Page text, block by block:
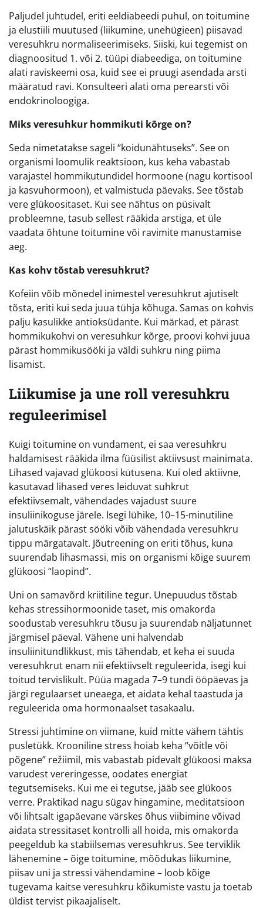
Paljudel juhtudel, eriti eeldiabeedi puhul, on toitumine
ja elustiili muutused (liikumine, unehügieen) piisavad
veresuhkru normaliseerimiseks. Siiski, kui tegemist on
diagnoositud 1. või 2. tüüpi diabeediga, on toitumine
alati raviskeemi osa, kuid see ei pruugi asendada arsti
määratud ravi. Konsulteeri alati oma perearsti või
endokrinoloogiga.
Miks veresuhkur hommikuti kõrge on?
Seda nimetatakse sageli “koidunähtuseks”. See on
organismi loomulik reaktsioon, kus keha vabastab
varajastel hommikutundidel hormoone (nagu kortisool
ja kasvuhormoon), et valmistuda päevaks. See tõstab
vere glükoositaset. Kui see nähtus on püsivalt
probleemne, tasub sellest rääkida arstiga, et üle
vaadata õhtune toitumine või ravimite manustamise
aeg.
Kas kohv tõstab veresuhkrut?
Kofeiin võib mõnedel inimestel veresuhkrut ajutiselt
tõsta, eriti kui seda juua tühja kõhuga. Samas on kohvis
palju kasulikke antioksüdante. Kui märkad, et pärast
hommikukohvi on veresuhkur kõrge, proovi kohvi juua
pärast hommikusööki ja väldi suhkru ning piima
lisamist.
Liikumise ja une roll veresuhkru
reguleerimisel
Kuigi toitumine on vundament, ei saa veresuhkru
haldamisest rääkida ilma füüsilist aktiivsust mainimata.
Lihased vajavad glükoosi kütusena. Kui oled aktiivne,
kasutavad lihased veres leiduvat suhkrut
efektiivsemalt, vähendades vajadust suure
insuliinikoguse järele. Isegi lühike, 10–15-minutiline
jalutuskäik pärast sööki võib vähendada veresuhkru
tippu märgatavalt. Jõutreening on eriti tõhus, kuna
suurendab lihasmassi, mis on organismi kõige suurem
glükoosi “laopind”.
Uni on samavõrd kriitiline tegur. Unepuudus tõstab
kehas stressihormoonide taset, mis omakorda
soodustab veresuhkru tõusu ja suurendab näljatunnet
järgmisel päeval. Vähene uni halvendab
insuliinitundlikkust, mis tähendab, et keha ei suuda
veresuhkrut enam nii efektiivselt reguleerida, isegi kui
toitud tervislikult. Püüa magada 7–9 tundi ööpäevas ja
järgi regulaarset uneaega, et aidata kehal taastuda ja
reguleerida oma hormonaalset tasakaalu.
Stressi juhtimine on viimane, kuid mitte vähem tähtis
pusletükk. Krooniline stress hoiab keha “võitle või
põgene” režiimil, mis vabastab pidevalt glükoosi maksa
varudest vereringesse, oodates energiat
tegutsemiseks. Kui me ei tegutse, jääb see glükoos
verre. Praktikad nagu sügav hingamine, meditatsioon
või lihtsalt igapäevane värskes õhus viibimine võivad
aidata stressitaset kontrolli all hoida, mis omakorda
peegeldub ka stabiilsemas veresuhkrus. See terviklik
lähenemine – õige toitumine, mõõdukas liikumine,
piisav uni ja stressi vähendamine – loob kõige
tugevama kaitse veresuhkru kõikumiste vastu ja toetab
üldist tervist pikaajaliselt.